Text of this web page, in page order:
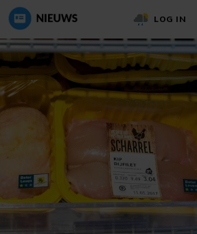
LOG IN